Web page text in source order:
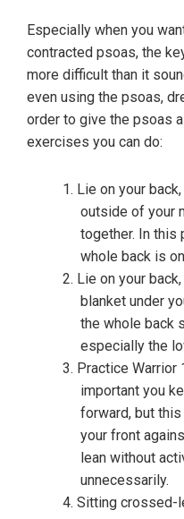
Especially when you
contracted psoas, the
more difficult than it
even using the psoas,
order to give the psoas
exercises you can do:
Lie on your
outside of your
together. In this
whole back is
Lie on your
blanket under
the whole back
especially the
Practice
important you
forward, but
your front
lean without
unnecessarily.
Sitting crossed-